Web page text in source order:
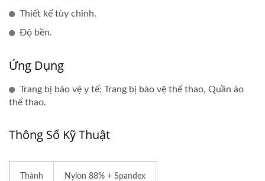
Thiết kế tùy chỉnh.
Độ bền.
Ứng Dụng
Trang bị bảo vệ y tế; Trang bị bảo vệ thể thao, Quần áo
thể thao.
Thông Số Kỹ Thuật
Thành
Nylon 88% + Spandex